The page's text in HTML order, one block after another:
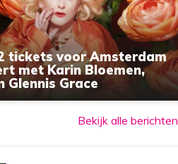
tickets voor Amsterdam
met Karin Bloemen,
Glennis Grace
Bekijk alle berichten